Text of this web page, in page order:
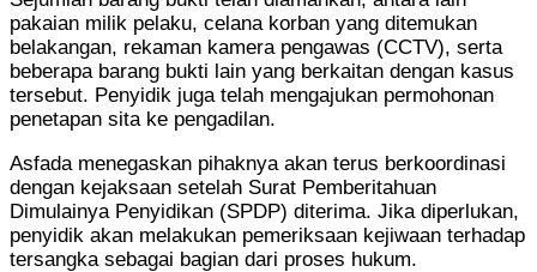
pakaian milik pelaku, celana korban yang ditemukan
belakangan, rekaman kamera pengawas (CCTV), serta
beberapa barang bukti lain yang berkaitan dengan kasus
tersebut. Penyidik juga telah mengajukan permohonan
penetapan sita ke pengadilan.
Asfada menegaskan pihaknya akan terus berkoordinasi
dengan kejaksaan setelah Surat Pemberitahuan
Dimulainya Penyidikan (SPDP) diterima. Jika diperlukan,
penyidik akan melakukan pemeriksaan kejiwaan terhadap
tersangka sebagai bagian dari proses hukum.